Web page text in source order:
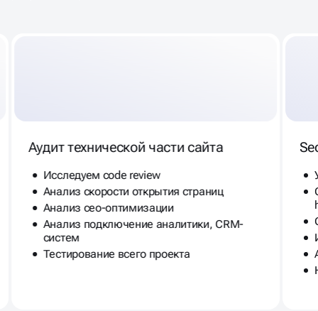
Аудит технической части сайта
Исследуем code review
Анализ скорости открытия страниц
Анализ сео-оптимизации
Анализ подключение аналитики, CRM-
систем
Тестирование всего проекта